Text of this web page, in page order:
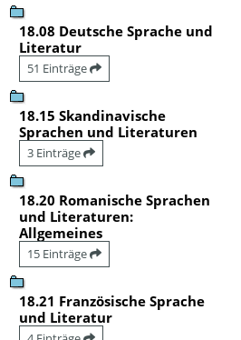
18.08 Deutsche Sprache und
Literatur
51 Einträge
18.15 Skandinavische
Sprachen und Literaturen
3 Einträge
18.20 Romanische Sprachen
und Literaturen:
Allgemeines
15 Einträge
18.21 Französische Sprache
und Literatur